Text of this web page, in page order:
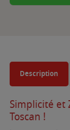
Description
Simplicité et
Toscan !